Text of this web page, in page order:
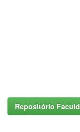
Repositório